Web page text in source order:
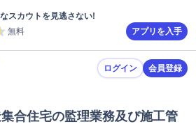
スカウトを見逃さない!
無料
アプリを入手
ログイン 会員登録
集合住宅の監理業務及び施工管